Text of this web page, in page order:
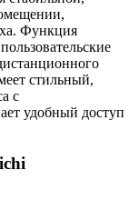
Функция
стильный,
с
удобный доступ